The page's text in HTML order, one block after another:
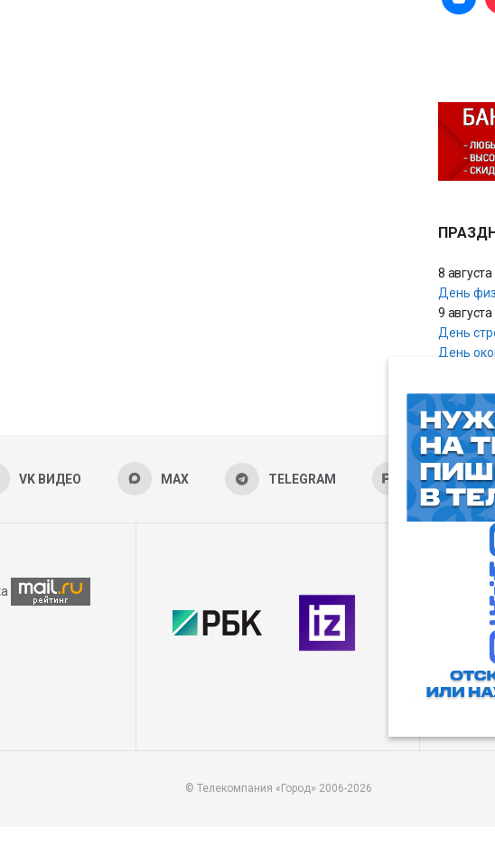
8
День
9
День
День
VK ВИДЕО MAX TELEGRAM RUTUBE
© Телекомпания «Город» 2006-2026